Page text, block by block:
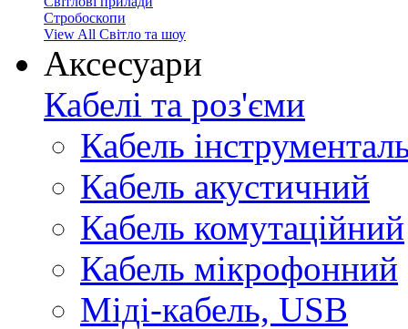
Стробоскопи
View All Світло та шоу
Аксесуари
Кабелі та роз'єми
Кабель
Кабель акустичний
Кабель комутаційний
Кабель мікрофонний
Міді-кабель, USB